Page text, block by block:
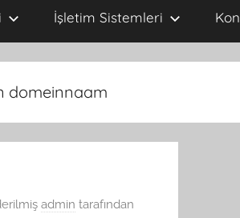
İşletim Sistemleri
domeinnaam
admin tarafından